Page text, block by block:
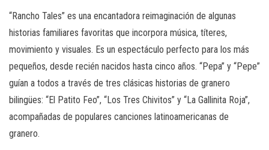
“Rancho Tales” es una encantadora reimaginación de algunas
historias familiares favoritas que incorpora música, títeres,
movimiento y visuales. Es un espectáculo perfecto para los más
pequeños, desde recién nacidos hasta cinco años. “Pepa” y “Pepe”
guían a todos a través de tres clásicas historias de granero
bilingües: “El Patito Feo”, “Los Tres Chivitos” y “La Gallinita Roja”,
acompañadas de populares canciones latinoamericanas de
granero.